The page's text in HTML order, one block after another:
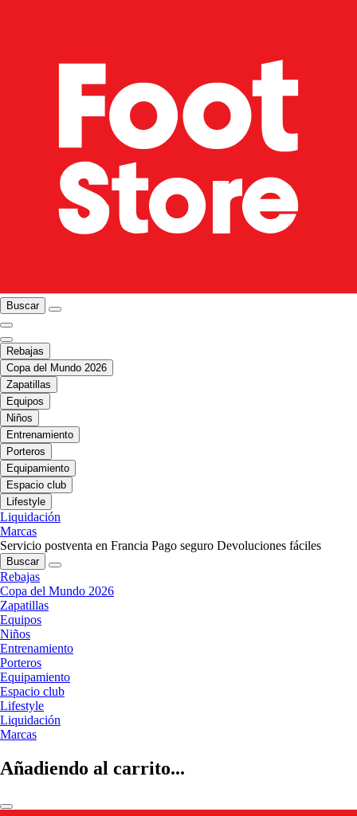
Buscar
Rebajas
Copa del Mundo 2026
Zapatillas
Equipos
Niños
Entrenamiento
Porteros
Equipamiento
Espacio club
Lifestyle
Liquidación
Marcas
Servicio postventa en Francia Pago seguro Devoluciones fáciles
Buscar
Rebajas
Copa del Mundo 2026
Zapatillas
Equipos
Niños
Entrenamiento
Porteros
Equipamiento
Espacio club
Lifestyle
Liquidación
Marcas
Añadiendo al carrito...